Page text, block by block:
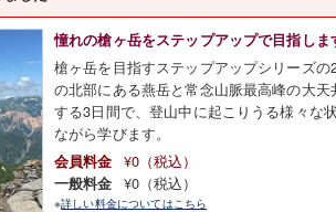
憧れの槍ヶ岳をステップアップで目指しま
槍ヶ岳を目指すステップアップシリーズの
の北部にある燕岳と常念山脈最高峰の大天
する3日間で、登山中に起こりうる様々な
ながら学びます。
会員料金 ¥0（税込）
一般料金 ¥0（税込）
※詳しい料金についてはこちら